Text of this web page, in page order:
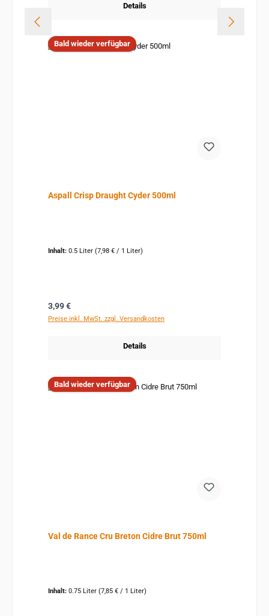
Details
Bald wieder verfügbar
Aspall Crisp Draught Cyder 500ml
Inhalt: 0.5 Liter (7,98 € / 1 Liter)
Regulärer Preis:
3,99 €
Preise inkl. MwSt. zzgl. Versandkosten
Details
Bald wieder verfügbar
Val de Rance Cru Breton Cidre Brut 750ml
Inhalt: 0.75 Liter (7,85 € / 1 Liter)